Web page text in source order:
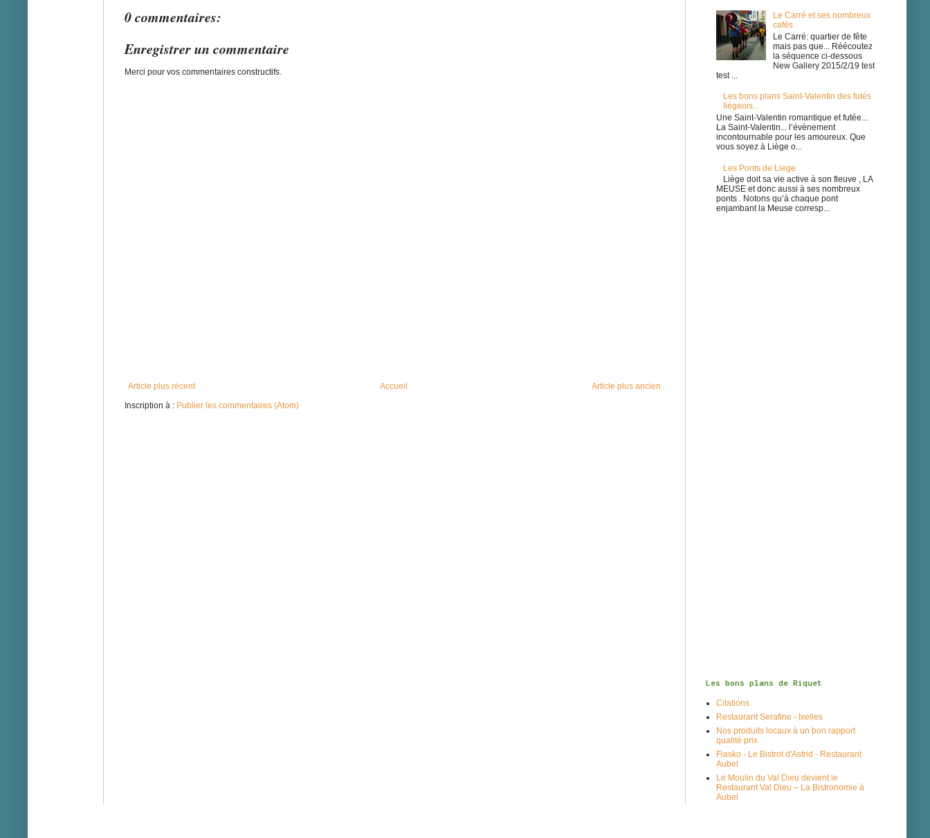
0 commentaires:
Enregistrer un commentaire
Merci pour vos commentaires constructifs.
Article plus récent Article plus ancien
Accueil
Inscription à : Publier les commentaires (Atom)
Le Carré et ses nombreux
cafés
Le Carré: quartier de fête
mais pas que... Réécoutez
la séquence ci-dessous
New Gallery 2015/2/19 test
test ...
Les bons plans Saint-Valentin des futés
liégeois...
Une Saint-Valentin romantique et futée...
La Saint-Valentin... l’évènement
incontournable pour les amoureux. Que
vous soyez à Liège o...
Les Ponts de Liege
Liège doit sa vie active à son fleuve , LA
MEUSE et donc aussi à ses nombreux
ponts . Notons qu’à chaque pont
enjambant la Meuse corresp...
Les bons plans de Riquet
Citations
Restaurant Serafine - Ixelles
Nos produits locaux à un bon rapport
qualité prix
Fiasko - Le Bistrot d'Astrid - Restaurant
Aubel
Le Moulin du Val Dieu devient le
Restaurant Val Dieu – La Bistronomie à
Aubel